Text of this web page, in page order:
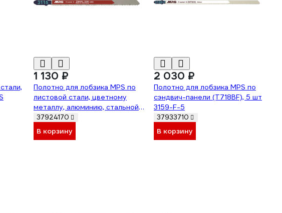
1 130 ₽
Полотно для лобзика MPS по
листовой стали, цветному
металлу, алюминию, стальной
трубе, открытому профилю
(T318B), 5 шт 3115-5
37924170
В корзину
2 030 ₽
Полотно для лобзика MPS по
сэндвич-панели (T718BF), 5 шт
3159-F-5
37933710
В корзину